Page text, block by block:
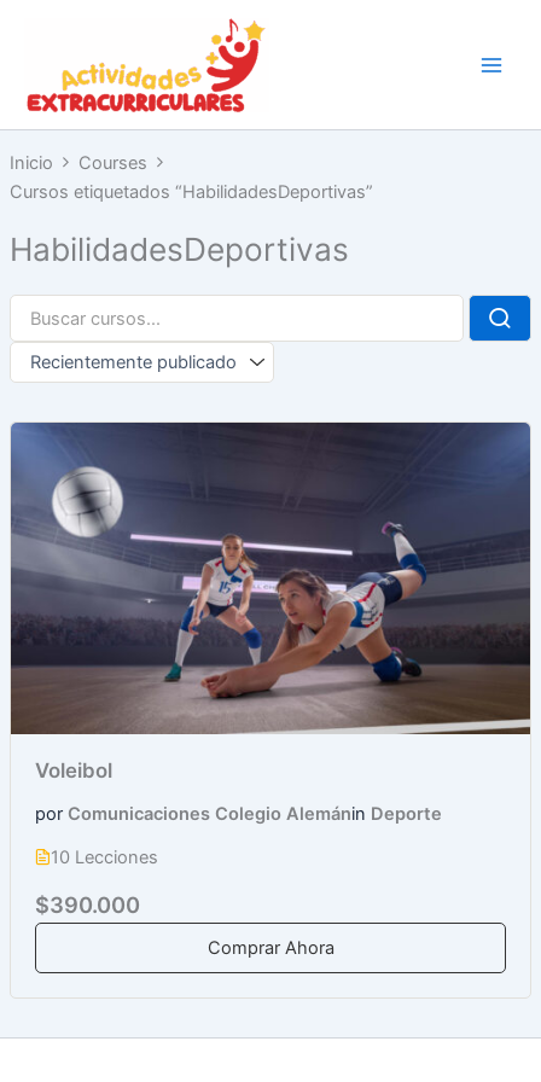
contenido
Inicio
Courses
Cursos etiquetados “HabilidadesDeportivas”
HabilidadesDeportivas
Voleibol
por Comunicaciones Colegio Alemánin Deporte
10 Lecciones
$390.000
Comprar Ahora